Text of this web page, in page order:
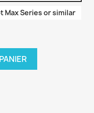
Max Series or similar